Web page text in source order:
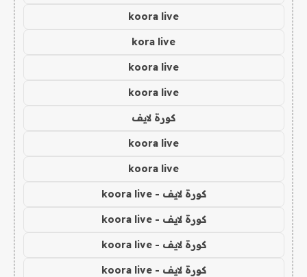
koora live
kora live
koora live
koora live
كورة لايف
koora live
koora live
كورة لايف - koora live
كورة لايف - koora live
كورة لايف - koora live
كورة لايف - koora live